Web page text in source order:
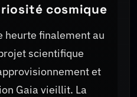
cosmique
heurte finalement au
scientifique
et
Gaia vieillit. La